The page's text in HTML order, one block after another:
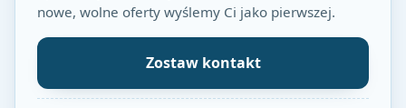
nowe, wolne oferty wyślemy Ci jako pierwszej.
Zostaw kontakt